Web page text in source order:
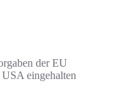
der EU
eingehalten